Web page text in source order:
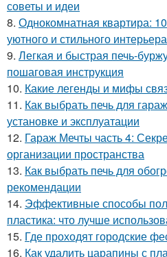
советы и идеи
8. Однокомнатная квартира:
уютного и стильного интерьера
9. Легкая и быстрая печь-
пошаговая инструкция
10. Какие легенды и мифы
11. Как выбрать печь для
установке и эксплуатации
12. Гараж Мечты часть 4:
организации пространства
13. Как выбрать печь для
рекомендации
14. Эффективные способы
пластика: что лучше
15. Где проходят городские
16. Как удалить царапины с